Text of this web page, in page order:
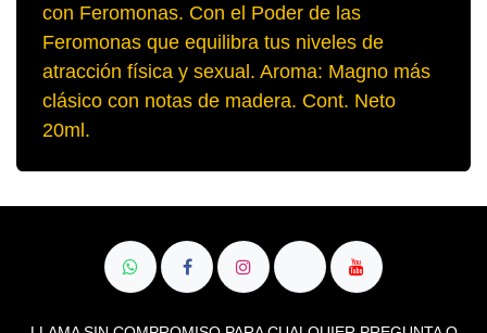
con Feromonas. Con el Poder de las
Feromonas que equilibra tus niveles de
atracción física y sexual. Aroma: Magno
más clásico con notas de madera. Cont.
Neto 20ml.